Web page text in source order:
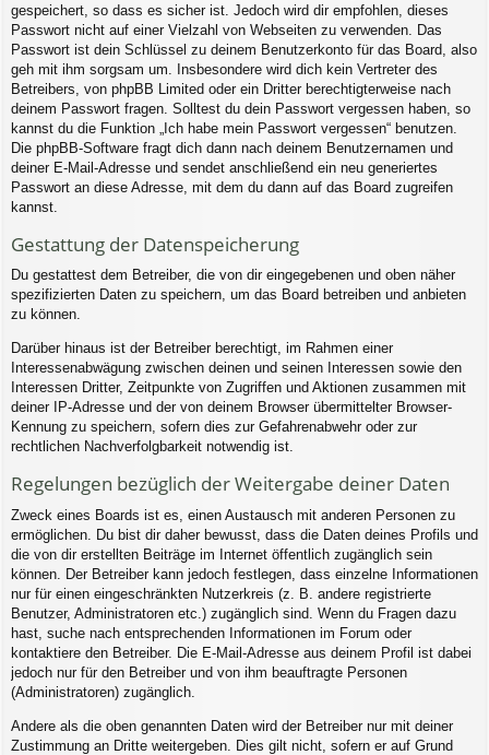
gespeichert, so dass es sicher ist. Jedoch wird dir empfohlen, dieses
Passwort nicht auf einer Vielzahl von Webseiten zu verwenden. Das
Passwort ist dein Schlüssel zu deinem Benutzerkonto für das Board, also
geh mit ihm sorgsam um. Insbesondere wird dich kein Vertreter des
Betreibers, von phpBB Limited oder ein Dritter berechtigterweise nach
deinem Passwort fragen. Solltest du dein Passwort vergessen haben, so
kannst du die Funktion „Ich habe mein Passwort vergessen“ benutzen.
Die phpBB-Software fragt dich dann nach deinem Benutzernamen und
deiner E-Mail-Adresse und sendet anschließend ein neu generiertes
Passwort an diese Adresse, mit dem du dann auf das Board zugreifen
kannst.
Gestattung der Datenspeicherung
Du gestattest dem Betreiber, die von dir eingegebenen und oben näher
spezifizierten Daten zu speichern, um das Board betreiben und anbieten
zu können.
Darüber hinaus ist der Betreiber berechtigt, im Rahmen einer
Interessenabwägung zwischen deinen und seinen Interessen sowie den
Interessen Dritter, Zeitpunkte von Zugriffen und Aktionen zusammen mit
deiner IP-Adresse und der von deinem Browser übermittelter Browser-
Kennung zu speichern, sofern dies zur Gefahrenabwehr oder zur
rechtlichen Nachverfolgbarkeit notwendig ist.
Regelungen bezüglich der Weitergabe deiner Daten
Zweck eines Boards ist es, einen Austausch mit anderen Personen zu
ermöglichen. Du bist dir daher bewusst, dass die Daten deines Profils und
die von dir erstellten Beiträge im Internet öffentlich zugänglich sein
können. Der Betreiber kann jedoch festlegen, dass einzelne Informationen
nur für einen eingeschränkten Nutzerkreis (z. B. andere registrierte
Benutzer, Administratoren etc.) zugänglich sind. Wenn du Fragen dazu
hast, suche nach entsprechenden Informationen im Forum oder
kontaktiere den Betreiber. Die E-Mail-Adresse aus deinem Profil ist dabei
jedoch nur für den Betreiber und von ihm beauftragte Personen
(Administratoren) zugänglich.
Andere als die oben genannten Daten wird der Betreiber nur mit deiner
Zustimmung an Dritte weitergeben. Dies gilt nicht, sofern er auf Grund